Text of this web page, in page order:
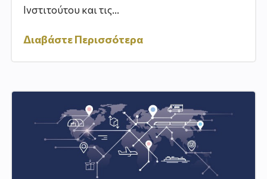
Ινστιτούτου και τις...
Διαβάστε Περισσότερα